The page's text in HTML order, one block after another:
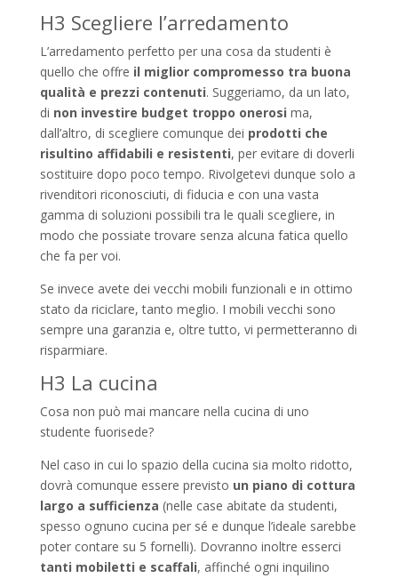
H3 Scegliere l’arredamento
L’arredamento perfetto per una cosa da studenti è
quello che offre il miglior compromesso tra buona
qualità e prezzi contenuti. Suggeriamo, da un lato,
di non investire budget troppo onerosi ma,
dall’altro, di scegliere comunque dei prodotti che
risultino affidabili e resistenti, per evitare di doverli
sostituire dopo poco tempo. Rivolgetevi dunque solo a
rivenditori riconosciuti, di fiducia e con una vasta
gamma di soluzioni possibili tra le quali scegliere, in
modo che possiate trovare senza alcuna fatica quello
che fa per voi.
Se invece avete dei vecchi mobili funzionali e in ottimo
stato da riciclare, tanto meglio. I mobili vecchi sono
sempre una garanzia e, oltre tutto, vi permetteranno di
risparmiare.
H3 La cucina
Cosa non può mai mancare nella cucina di uno
studente fuorisede?
Nel caso in cui lo spazio della cucina sia molto ridotto,
dovrà comunque essere previsto un piano di cottura
largo a sufficienza (nelle case abitate da studenti,
spesso ognuno cucina per sé e dunque l’ideale sarebbe
poter contare su 5 fornelli). Dovranno inoltre esserci
tanti mobiletti e scaffali, affinché ogni inquilino